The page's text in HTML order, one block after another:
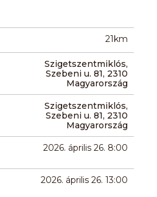
21km
Szigetszentmiklós,
Szebeni u. 81, 2310
Magyarország
Szigetszentmiklós,
Szebeni u. 81, 2310
Magyarország
2026. április 26. 8:00
2026. április 26. 13:00